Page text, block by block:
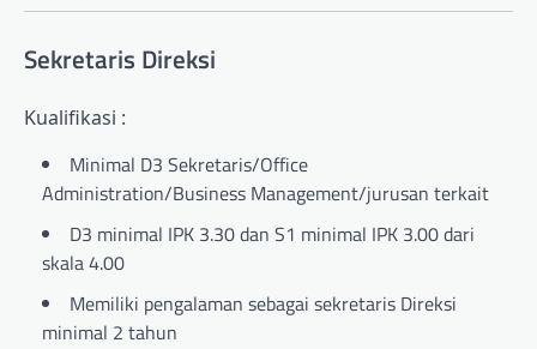
Sekretaris Direksi
Kualifikasi :
Minimal D3 Sekretaris/Office
Administration/Business Management/jurusan terkait
D3 minimal IPK 3.30 dan S1 minimal IPK 3.00 dari
skala 4.00
Memiliki pengalaman sebagai sekretaris Direksi
minimal 2 tahun